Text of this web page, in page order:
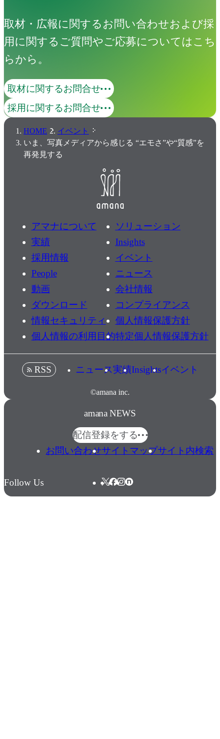
取材・広報に関するお問い合わせおよび採
用に関するご質問やご応募についてはこち
らから。
取材に関するお問合せ
採用に関するお問合せ
HOME
イベント
いま、写真メディアから感じる “エモさ”や“質感”を
再発見する
アマナについて
ソリューション
実績
Insights
採用情報
イベント
People
ニュース
動画
会社情報
ダウンロード
コンプライアンス
情報セキュリティ
個人情報保護方針
個人情報の利用目的特定個人情報保護方針
©amana inc.
RSS ニュース実績Insightsイベント
amana NEWS
配信登録をする
お問い合わせサイトマップサイト内検索
Follow Us